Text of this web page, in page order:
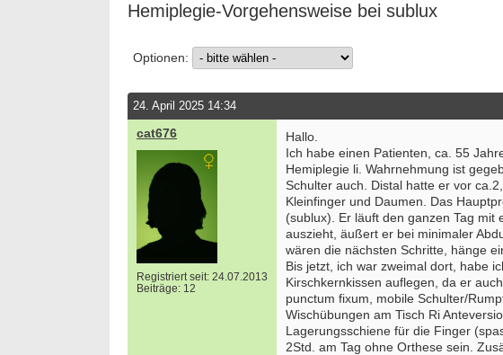
Hemiplegie-Vorgehensweise bei sublux
Optionen:
24. April 2025 14:34
cat676
Registriert seit: 24.07.2013
Beiträge: 12
Hallo.
Ich habe einen Patienten, ca. 55
Hemiplegie li. Wahrnehmung ist
Schulter auch. Distal hatte er vor
Kleinfinger und Daumen. Das
(sublux). Er läuft den ganzen Tag
auszieht, äußert er bei minimaler
wären die nächsten Schritte, hänge
Bis jetzt, ich war zweimal dort, habe
Kirschkernkissen auflegen, da er
punctum fixum, mobile Schulter/
Wischübungen am Tisch Ri
Lagerungsschiene für die Finger
2Std. am Tag ohne Orthese sein.